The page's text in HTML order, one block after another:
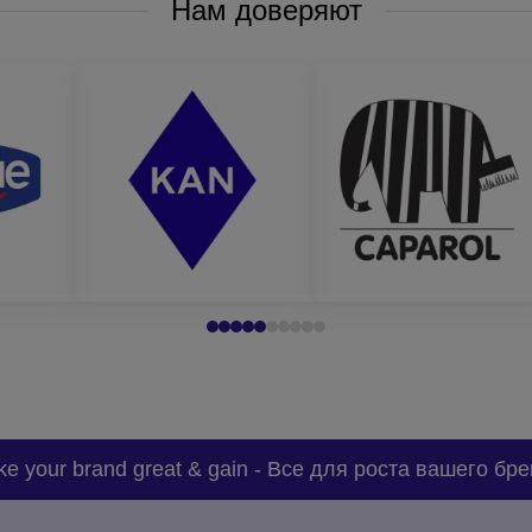
Нам доверяют
your brand great & gain - Все для роста вашего